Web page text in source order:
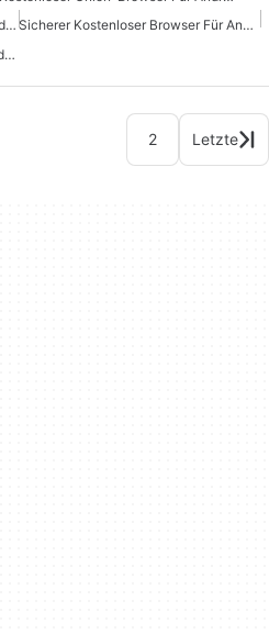
Kostenloser Privater Browser Für Android
Sicherer Kostenloser Browser Für Android
Kostenloser Tor-Webbrowser Für Android
2 Letzte